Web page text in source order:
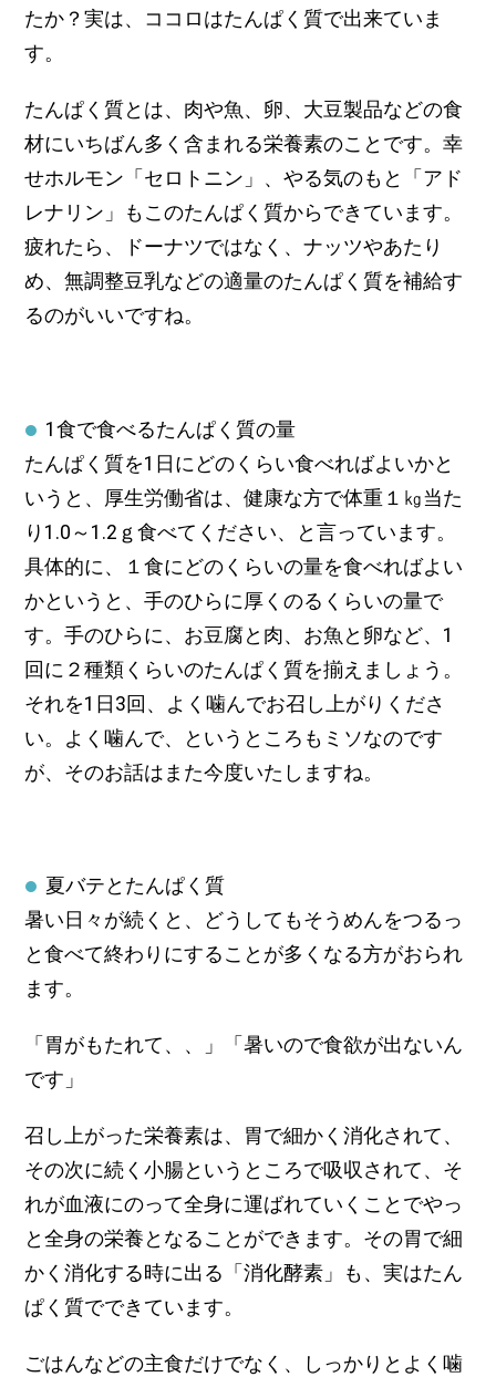
たか？実は、ココロはたんぱく質で出来ていま
す。
たんぱく質とは、肉や魚、卵、大豆製品などの食
材にいちばん多く含まれる栄養素のことです。幸
せホルモン「セロトニン」、やる気のもと「アド
レナリン」もこのたんぱく質からできています。
疲れたら、ドーナツではなく、ナッツやあたり
め、無調整豆乳などの適量のたんぱく質を補給す
るのがいいですね。
1食で食べるたんぱく質の量
たんぱく質を1日にどのくらい食べればよいかと
いうと、厚生労働省は、健康な方で体重１㎏当た
り1.0～1.2ｇ食べてください、と言っています。
具体的に、１食にどのくらいの量を食べればよい
かというと、手のひらに厚くのるくらいの量で
す。手のひらに、お豆腐と肉、お魚と卵など、1
回に２種類くらいのたんぱく質を揃えましょう。
それを1日3回、よく噛んでお召し上がりくださ
い。よく噛んで、というところもミソなのです
が、そのお話はまた今度いたしますね。
夏バテとたんぱく質
暑い日々が続くと、どうしてもそうめんをつるっ
と食べて終わりにすることが多くなる方がおられ
ます。
「胃がもたれて、、」「暑いので食欲が出ないん
です」
召し上がった栄養素は、胃で細かく消化されて、
その次に続く小腸というところで吸収されて、そ
れが血液にのって全身に運ばれていくことでやっ
と全身の栄養となることができます。その胃で細
かく消化する時に出る「消化酵素」も、実はたん
ぱく質でできています。
ごはんなどの主食だけでなく、しっかりとよく噛